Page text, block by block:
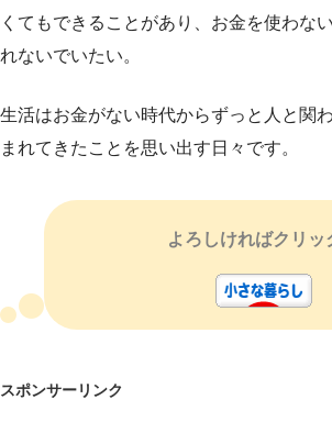
くてもできることがあり、お金を使わな
れないでいたい。
生活はお金がない時代からずっと人と関
まれてきたことを思い出す日々です。
よろしければクリッ
スポンサーリンク